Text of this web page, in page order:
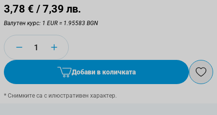
3,78 € / 7,39 лв.
Валутен курс: 1 EUR = 1.95583 BGN
Количество
Добави в количката
* Снимките са с илюстративен характер.